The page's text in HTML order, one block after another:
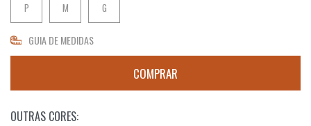
P M G
GUIA DE MEDIDAS
OUTRAS CORES: